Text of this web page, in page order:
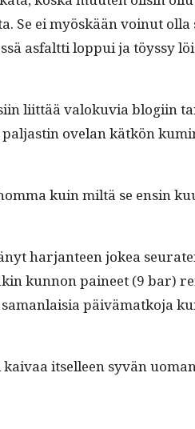
Se ei myöskään voin­ut olla
asfalt­ti lop­pui ja töyssy
liit­tää val­oku­via blogi­in
ove­lan kätkön
kuin miltä se ensin
har­jan­teen jokea
kun­non paineet (9 bar)
päivä­matko­ja
itselleen syvän